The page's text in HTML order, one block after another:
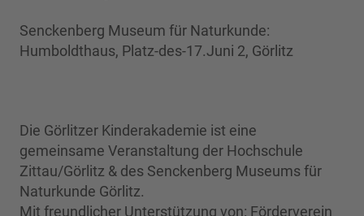
Senckenberg Museum für Naturkunde:
Humboldthaus, Platz-des-17.Juni 2, Görlitz
Die Görlitzer Kinderakademie ist eine
gemeinsame Veranstaltung der Hochschule
Zittau/Görlitz & des Senckenberg Museums für
Naturkunde Görlitz.
Mit freundlicher Unterstützung von: Förderverein